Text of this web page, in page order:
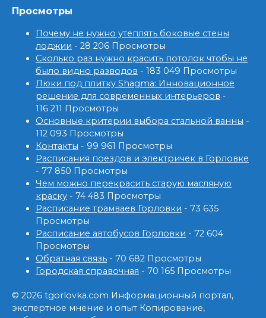
Просмотры
Почему не нужно утеплять боковые стены
лоджии - 28 206 Просмотры
Сколько раз нужно красить потолок чтобы не
было видно разводов - 183 049 Просмотры
Люки под плитку Shagma: Инновационное
решение для современных интерьеров -
116 211 Просмотры
Основные критерии выбора стальной ванны -
112 093 Просмотры
Контакты - 99 961 Просмотры
Расписания поездов и электричек в Горловке
- 77 850 Просмотры
Чем можно перекрасить старую масляную
краску - 74 483 Просмотры
Расписание трамваев Горловки - 73 635
Просмотры
Расписание автобусов Горловки - 72 604
Просмотры
Обратная связь - 70 682 Просмотры
Городская справочная - 70 165 Просмотры
© 2026 tgorlovka.com Информационный портал,
экспертное мнение и опыт Копирование,